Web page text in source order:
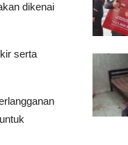
dikenai
serta